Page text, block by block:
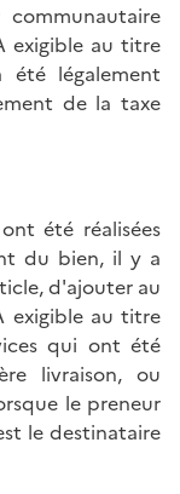
exigible au titre
légalement
de la taxe
été réalisées
du bien, il y a
d'ajouter au
exigible au titre
qui ont été
livraison, ou
le preneur
le destinataire